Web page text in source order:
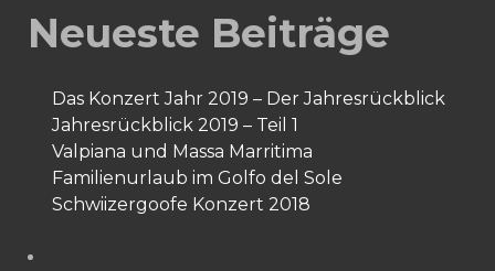
Neueste Beiträge
Das Konzert Jahr 2019 – Der Jahresrückblick
Jahresrückblick 2019 – Teil 1
Valpiana und Massa Marritima
Familienurlaub im Golfo del Sole
Schwiizergoofe Konzert 2018